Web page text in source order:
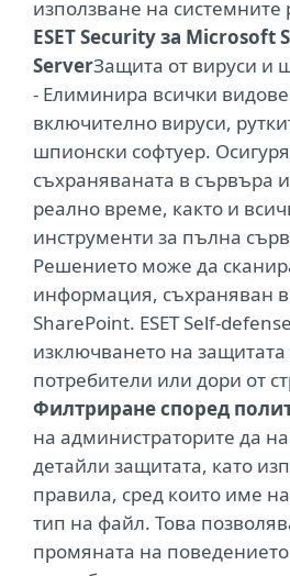
използване на системните
ESET Security за Microsoft
ServerЗащита от вируси и
- Елиминира всички
включително вируси,
шпионски софтуер.
съхраняваната в сървъра
реално време, както и
инструменти за пълна
Решението може да
информация, съхраняван
SharePoint. ESET Self-
изключването на
потребители или дори от
Филтриране според
на администраторите да
детайли защитата, като
правила, сред които име
тип на файл. Това
промяната на